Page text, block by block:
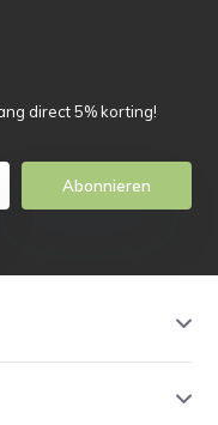
direct 5% korting!
Abonnieren